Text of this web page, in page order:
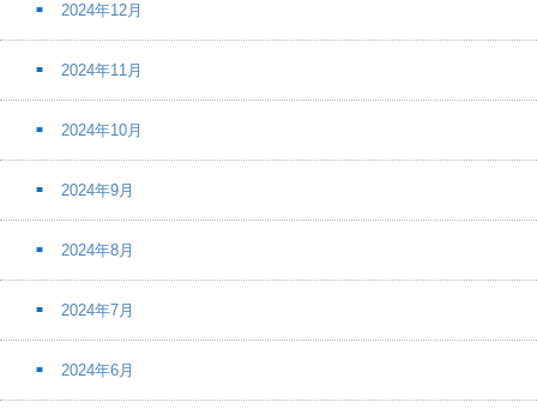
2024年12月
2024年11月
2024年10月
2024年9月
2024年8月
2024年7月
2024年6月